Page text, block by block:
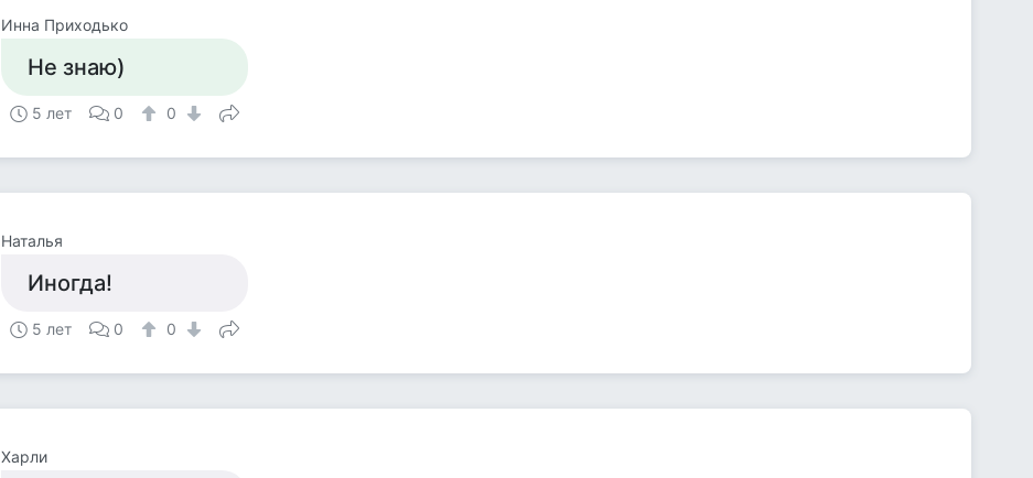
Инна Приходько
Не знаю)
5 лет 0 0
Наталья
Иногда!
5 лет 0 0
Харли